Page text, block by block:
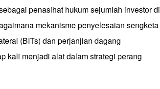
penasihat hukum sejumlah investor di
mekanisme penyelesaian sengketa
(BITs) dan perjanjian dagang
kali menjadi alat dalam strategi perang